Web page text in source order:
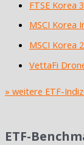
FTSE Korea
MSCI Korea
MSCI Korea
VettaFi
» weitere ETF-
ETF-